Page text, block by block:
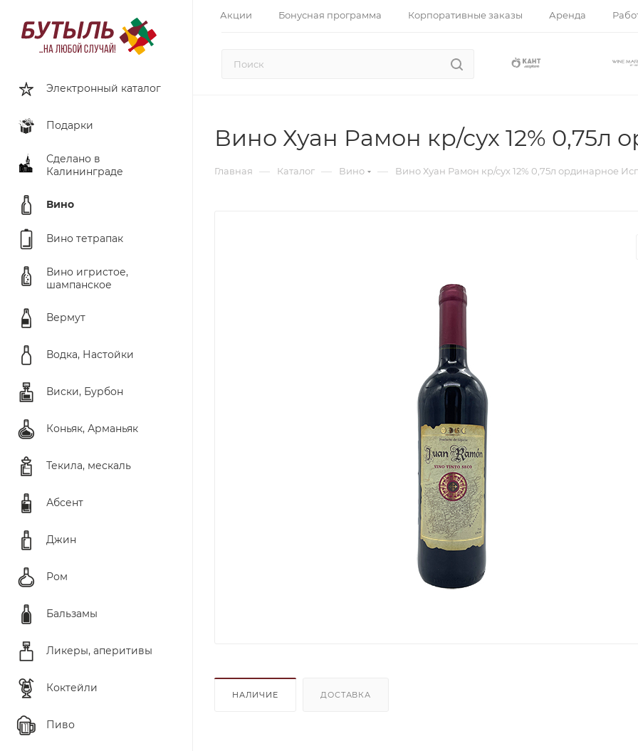
Акции Бонусная программа Корпоративные заказы Аренда
Электронный каталог
Подарки
Сделано в
Калининграде
Вино
Вино тетрапак
Вино игристое,
шампанское
Вермут
Водка, Настойки
Виски, Бурбон
Коньяк, Арманьяк
Текила, мескаль
Абсент
Джин
Ром
Бальзамы
Ликеры, аперитивы
Коктейли
Пиво
Вино Хуан Рамон кр/сух 12% 0,75л
Главная — Каталог — Вино — Вино Хуан Рамон кр/сух 12% 0,75л ординарное
НАЛИЧИЕ ДОСТАВКА